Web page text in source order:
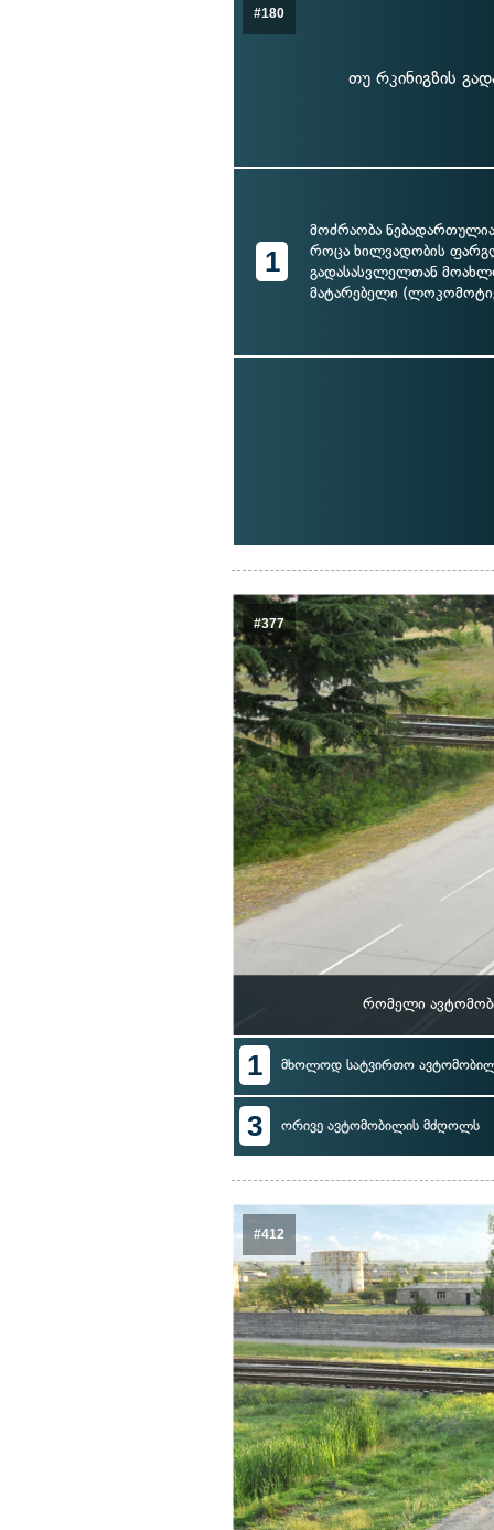
#180
თუ რკინიგზის
1
მოძრაობა
როცა ხილვადობის
გადასასვლელთან
მატარებელი
#377
რომელი
1 მხოლოდ სატვირთო
3 ორივე ავტომობილის მძღოლს
#412